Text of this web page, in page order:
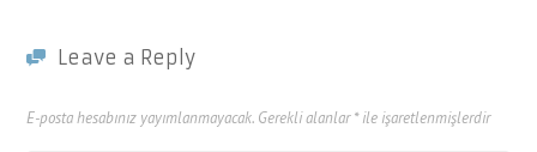
Leave a Reply
E-posta hesabınız yayımlanmayacak. Gerekli alanlar*ile işaretlenmişlerdir